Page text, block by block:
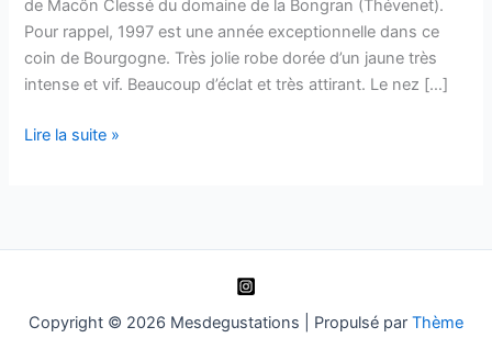
de Macôn Clessé du domaine de la Bongran (Thévenet).
Pour rappel, 1997 est une année exceptionnelle dans ce
coin de Bourgogne. Très jolie robe dorée d’un jaune très
intense et vif. Beaucoup d’éclat et très attirant. Le nez […]
Mâcon
–
Lire la suite »
Copyright © 2026 Mesdegustations | Propulsé par Thème